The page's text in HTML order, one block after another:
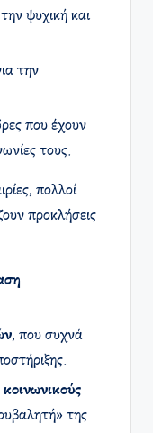
ψυχική και
την
που έχουν
τους.
πολλοί
προκλήσεις
, που συχνά
της